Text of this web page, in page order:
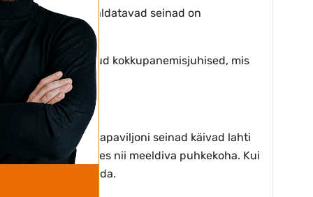
vihma eest. Eemaldatavad seinad on
üksikasjalikud kokkupanemisjuhised, mis
vihma korral. Aiapaviljoni seinad käivad lahti
sulgete, luues nii meeldiva puhkekoha. Kui
täielikult sulgeda.